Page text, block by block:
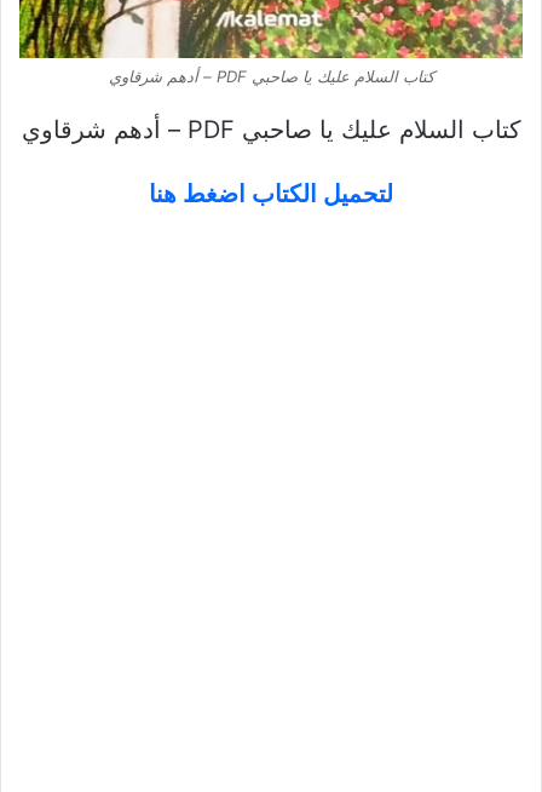
كتاب السلام عليك يا صاحبي PDF – أدهم شرقاوي
كتاب السلام عليك يا صاحبي PDF – أدهم شرقاوي
لتحميل الكتاب اضغط هنا